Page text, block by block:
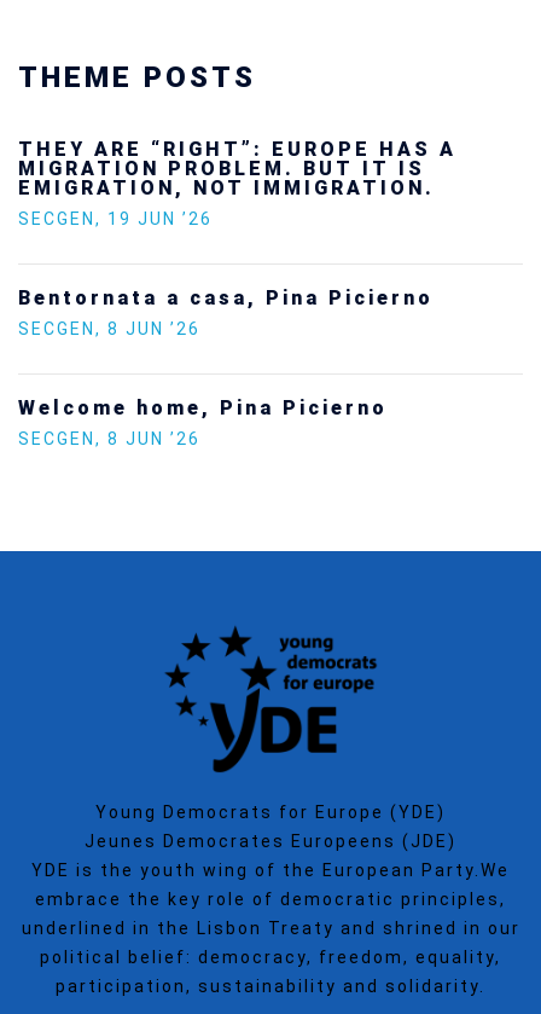
THEME POSTS
ARE “RIGHT”: EUROPE HAS A
PROBLEM. BUT IT IS
NOT IMMIGRATION.
,19 JUN ’26
a casa, Pina Picierno
,8 JUN ’26
home, Pina Picierno
,8 JUN ’26
Young Democrats for Europe (YDE)
Jeunes Democrates Europeens (JDE)
YDE is the youth wing of the European Party.We
embrace the key role of democratic principles,
underlined in the Lisbon Treaty and shrined in our
political belief: democracy, freedom, equality,
participation, sustainability and solidarity.